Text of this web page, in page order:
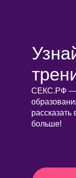
СЕКС.РФ —
больше!